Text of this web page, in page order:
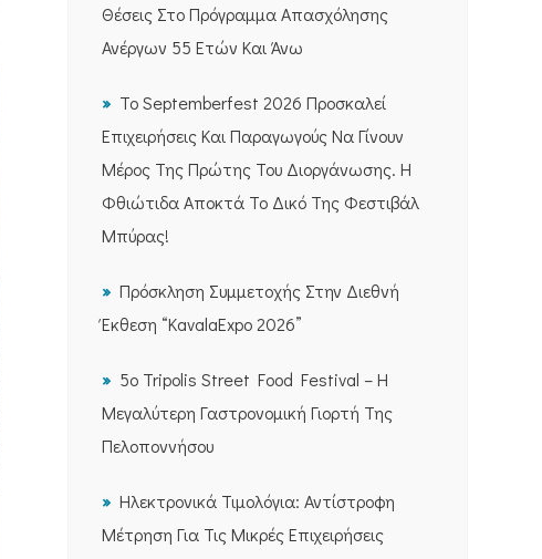
Θέσεις Στο Πρόγραμμα Απασχόλησης
Ανέργων 55 Ετών Και Άνω
Το Septemberfest 2026 Προσκαλεί
Επιχειρήσεις Και Παραγωγούς Να Γίνουν
Μέρος Της Πρώτης Του Διοργάνωσης. Η
Φθιώτιδα Αποκτά Το Δικό Της Φεστιβάλ
Μπύρας!
Πρόσκληση Συμμετοχής Στην Διεθνή
Έκθεση “KavalaExpo 2026”
5ο Tripolis Street Food Festival – Η
Μεγαλύτερη Γαστρονομική Γιορτή Της
Πελοποννήσου
Ηλεκτρονικά Τιμολόγια: Αντίστροφη
Μέτρηση Για Τις Μικρές Επιχειρήσεις